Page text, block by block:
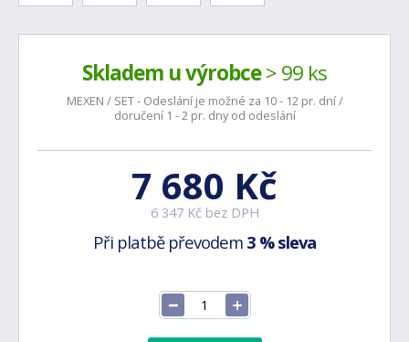
Skladem u výrobce> 99 ks
MEXEN / SET - Odeslání je možné za 10 - 12 pr. dní /
doručení 1 - 2 pr. dny od odeslání
7 680 Kč
6 347 Kč bez DPH
Při platbě převodem 3 % sleva